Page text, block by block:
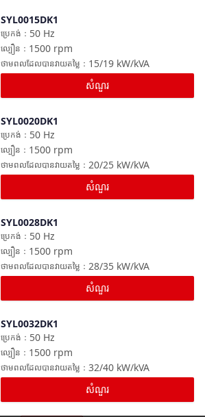
SYL0015DK1
50 Hz
ប្រេកង់ ：
1500 rpm
ល្បឿន ：
15/19 kW/kVA
ថាមពលដែលបានវាយតម្លៃ ：
សំណួរ
SYL0020DK1
50 Hz
ប្រេកង់ ：
1500 rpm
ល្បឿន ：
20/25 kW/kVA
ថាមពលដែលបានវាយតម្លៃ ：
សំណួរ
SYL0028DK1
50 Hz
ប្រេកង់ ：
1500 rpm
ល្បឿន ：
28/35 kW/kVA
ថាមពលដែលបានវាយតម្លៃ ：
សំណួរ
SYL0032DK1
50 Hz
ប្រេកង់ ：
1500 rpm
ល្បឿន ：
32/40 kW/kVA
ថាមពលដែលបានវាយតម្លៃ ：
សំណួរ